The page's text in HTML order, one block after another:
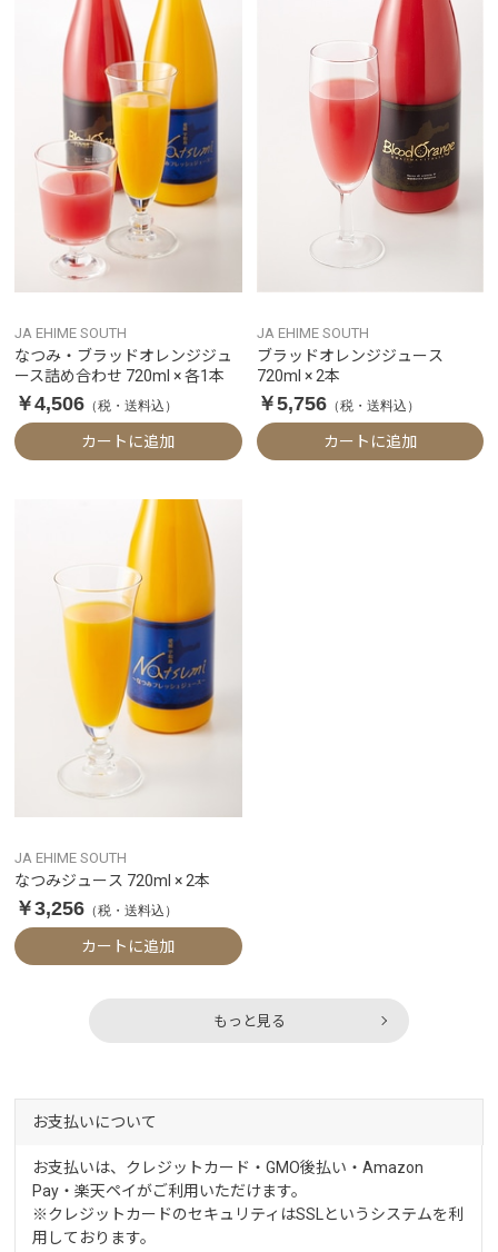
JA EHIME SOUTH
なつみ・ブラッドオレンジジュ
ース詰め合わせ 720ml × 各1本
￥4,506 （税・送料込）
カートに追加
JA EHIME SOUTH
ブラッドオレンジジュース
720ml × 2本
￥5,756（税・送料込）
カートに追加
JA EHIME SOUTH
なつみジュース 720ml × 2本
￥3,256 （税・送料込）
カートに追加
もっと見る
お支払いについて
お支払いは、クレジットカード・GMO後払い・Amazon
Pay・楽天ペイがご利用いただけます。
※クレジットカードのセキュリティはSSLというシステムを利
用しております。